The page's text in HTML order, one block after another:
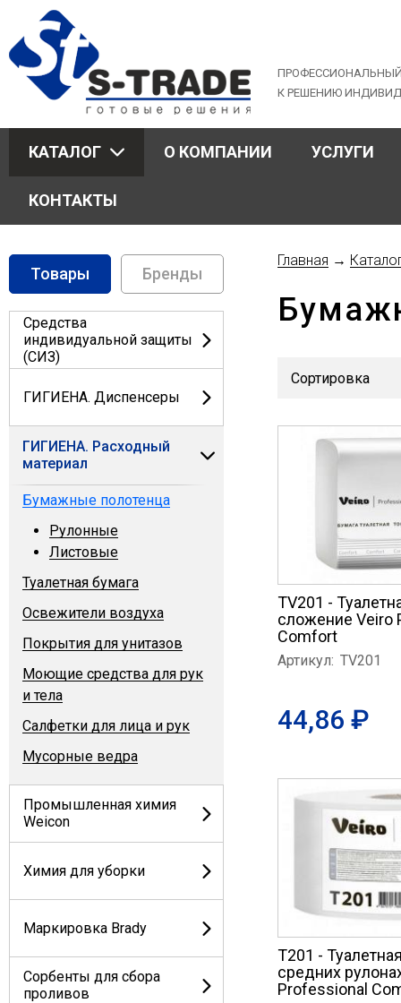
navigation
К РЕШЕНИЮ
КАТАЛОГ О КОМПАНИИ УСЛУГИ
КОНТАКТЫ
здесь
Главная →
TV201 -
сложение Veiro
Comfort
Артикул: TV201
44,86 ₽
T201 -
средних
Professional
Товары Бренды
Средства
индивидуальной защиты
(СИЗ)
ГИГИЕНА. Диспенсеры
ГИГИЕНА. Расходный
материал
Бумажные полотенца
Рулонные
Листовые
Туалетная бумага
Освежители воздуха
Покрытия для унитазов
Моющие средства для рук
и тела
Салфетки для лица и рук
Мусорные ведра
Промышленная химия
Weicon
Химия для уборки
Маркировка Brady
Сорбенты для сбора
проливов